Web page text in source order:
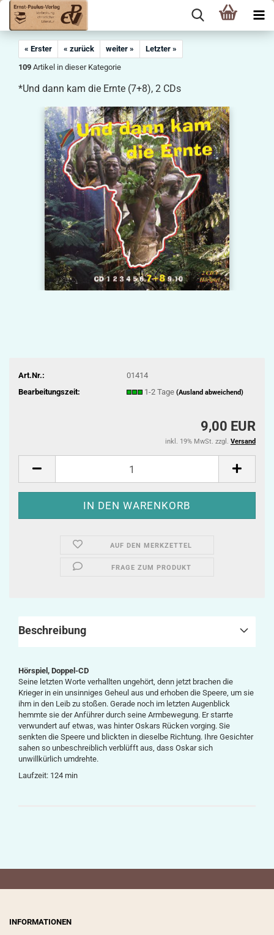
« Erster « zurück weiter »
Letzter »
109 Artikel in dieser Kategorie
*Und dann kam die Ernte (7+8), 2 CDs
Art.Nr.:
01414
Bearbeitungszeit:
1-2 Tage (Ausland abweichend)
9,00 EUR
inkl. 19% MwSt. zzgl. Versand
AUF DEN MERKZETTEL
FRAGE ZUM PRODUKT
Beschreibung
Hörspiel, Doppel-CD
Seine letzten Worte verhallten ungehört, denn jetzt brachen die
Krieger in ein unsinniges Geheul aus und erhoben die Speere, um sie
ihm in den Leib zu stoßen. Gerade noch im letzten Augenblick
hemmte sie der Anführer durch seine Armbewegung. Er starrte
verwundert auf etwas, was hinter Oskars Rücken vorging. Sie
senkten die Speere und blickten in dieselbe Richtung. Ihre Gesichter
sahen so unbeschreiblich verblüfft aus, dass Oskar sich
unwillkürlich umdrehte.
Laufzeit: 124 min
INFORMATIONEN